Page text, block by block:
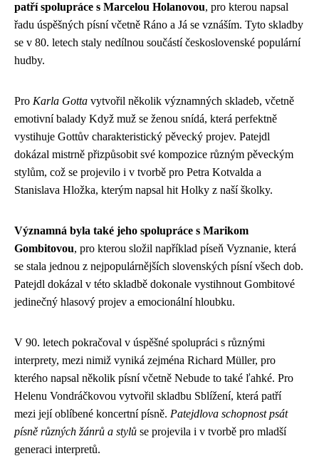
patří spolupráce s Marcelou Holanovou, pro kterou napsal
řadu úspěšných písní včetně Ráno a Já se vznáším. Tyto skladby
se v 80. letech staly nedílnou součástí československé populární
hudby.
Pro Karla Gotta vytvořil několik významných skladeb, včetně
emotivní balady Když muž se ženou snídá, která perfektně
vystihuje Gottův charakteristický pěvecký projev. Patejdl
dokázal mistrně přizpůsobit své kompozice různým pěveckým
stylům, což se projevilo i v tvorbě pro Petra Kotvalda a
Stanislava Hložka, kterým napsal hit Holky z naší školky.
Významná byla také jeho spolupráce s Marikom
Gombitovou, pro kterou složil například píseň Vyznanie, která
se stala jednou z nejpopulárnějších slovenských písní všech dob.
Patejdl dokázal v této skladbě dokonale vystihnout Gombitové
jedinečný hlasový projev a emocionální hloubku.
V 90. letech pokračoval v úspěšné spolupráci s různými
interprety, mezi nimiž vyniká zejména Richard Müller, pro
kterého napsal několik písní včetně Nebude to také ľahké. Pro
Helenu Vondráčkovou vytvořil skladbu Sblížení, která patří
mezi její oblíbené koncertní písně. Patejdlova schopnost psát
písně různých žánrů a stylů se projevila i v tvorbě pro mladší
generaci interpretů.